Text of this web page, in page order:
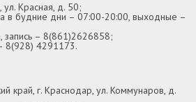
ул. Красная, д. 50;
в будние дни – 07:00-20:00, выходные –
запись – 8(861)2626858;
8(928) 4291173.
край, г. Краснодар, ул. Коммунаров, д.